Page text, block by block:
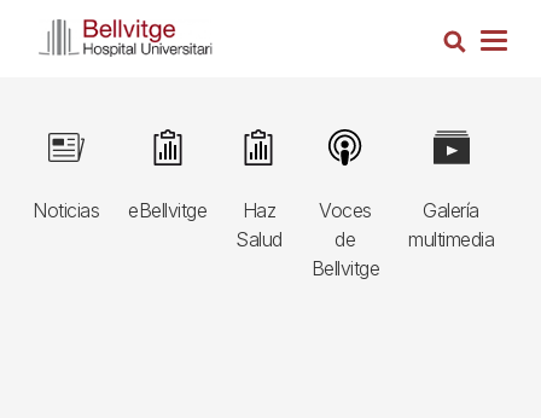
Busca
Navegació
principal
3r
Noticias
Image
eBellvitge
Image
Haz
Salud
Image
Voces
de
Bellvitge
Image
Galería
multimedia
Image